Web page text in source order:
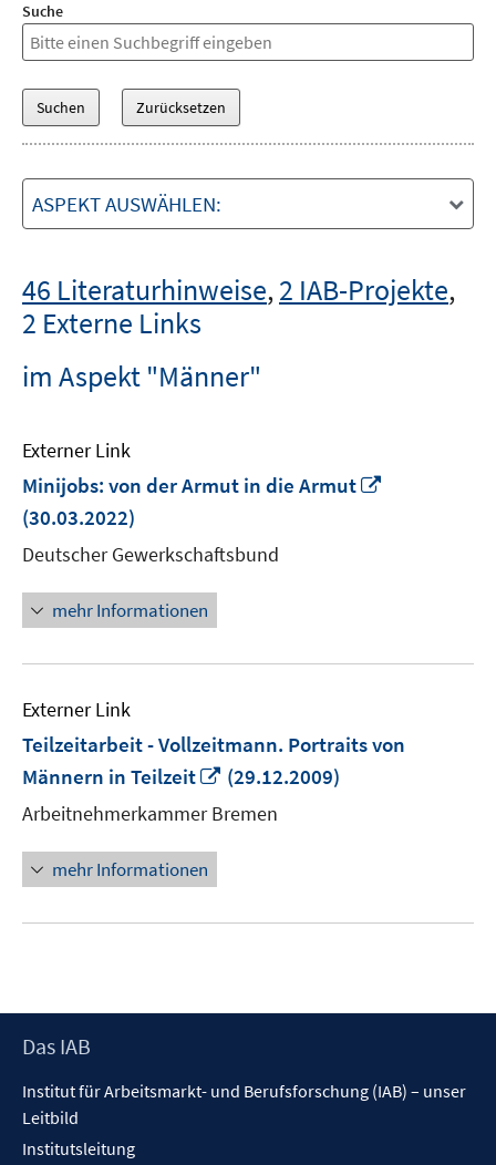
Suche
ASPEKT AUSWÄHLEN:
46 Literaturhinweise,2 IAB-Projekte,
2 Externe Links
im Aspekt "Männer"
Externer Link
Minijobs: von der Armut in die Armut
(30.03.2022)
Deutscher Gewerkschaftsbund
mehr Informationen
Externer Link
Teilzeitarbeit - Vollzeitmann. Portraits von
Männern in Teilzeit
In
Fenster
(29.12.2009)
Arbeitnehmerkammer Bremen
mehr Informationen
Footer
Das IAB
Institut für Arbeitsmarkt- und Berufsforschung (IAB) – unser
Leitbild
Institutsleitung